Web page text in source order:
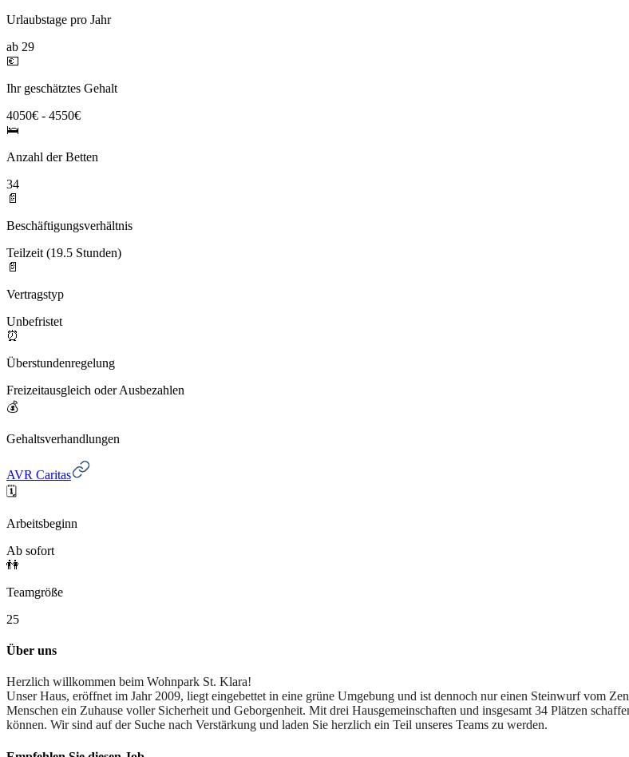
Urlaubstage pro Jahr
ab 29
💶
Ihr geschätztes Gehalt
4050€ - 4550€
🛌
Anzahl der Betten
34
📄
Beschäftigungsverhältnis
Teilzeit (19.5 Stunden)
📄
Vertragstyp
Unbefristet
⏰
Überstundenregelung
Freizeitausgleich oder Ausbezahlen
💰
Gehaltsverhandlungen
AVR Caritas
🗓️
Arbeitsbeginn
Ab sofort
👫
Teamgröße
25
Über uns
Herzlich willkommen beim Wohnpark St. Klara!
Unser Haus, eröffnet im Jahr 2009, liegt eingebettet in eine grüne Umgebung und ist dennoch nur einen Steinwurf vom
Menschen ein Zuhause voller Sicherheit und Geborgenheit. Mit drei Hausgemeinschaften und insgesamt 34 Plätzen
können. Wir sind auf der Suche nach Verstärkung und laden Sie herzlich ein Teil unseres Teams zu werden.